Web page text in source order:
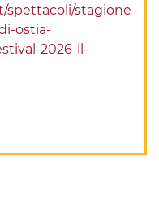
spettacoli/stagione
ostia-
2026-il-